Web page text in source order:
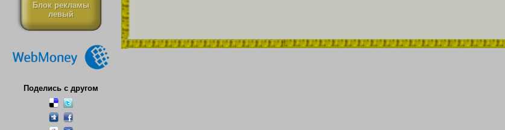
Блок рекламы
левый
Поделись с другом